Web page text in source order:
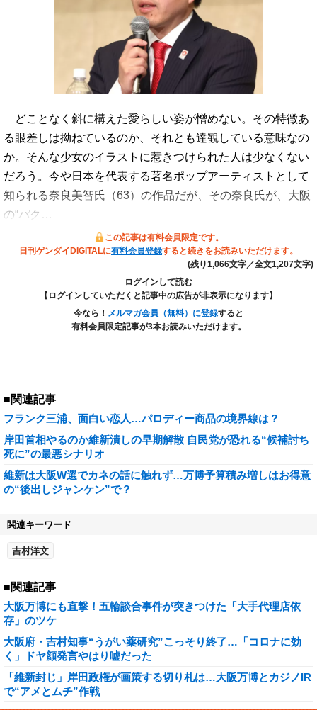
どことなく斜に構えた愛らしい姿が憎めない。その特徴あ
る眼差しは拗ねているのか、それとも達観している意味なの
か。そんな少女のイラストに惹きつけられた人は少なくない
だろう。今や日本を代表する著名ポップアーティストとして
知られる奈良美智氏（63）の作品だが、その奈良氏が、大阪
の“パク…
この記事は有料会員限定です。
日刊ゲンダイDIGITALに有料会員登録すると続きをお読みいただけます。
(残り1,066文字／全文1,207文字)
ログインして読む
【ログインしていただくと記事中の広告が非表示になります】
今なら！ メルマガ会員（無料）に登録すると
有料会員限定記事が3本お読みいただけます。
■関連記事
フランク三浦、面白い恋人…パロディー商品の境界線は？
岸田首相やるのか維新潰しの早期解散 自民党が恐れる“候補討ち
死に”の最悪シナリオ
維新は大阪W選でカネの話に触れず…万博予算積み増しはお得意
の“後出しジャンケン”で？
関連キーワード
吉村洋文
■関連記事
大阪万博にも直撃！五輪談合事件が突きつけた「大手代理店依
存」のツケ
大阪府・吉村知事“うがい薬研究”こっそり終了…「コロナに効
く」ドヤ顔発言やはり嘘だった
「維新封じ」岸田政権が画策する切り札は…大阪万博とカジノIR
で“アメとムチ”作戦